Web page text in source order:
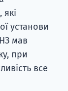
установи
мав
при
все